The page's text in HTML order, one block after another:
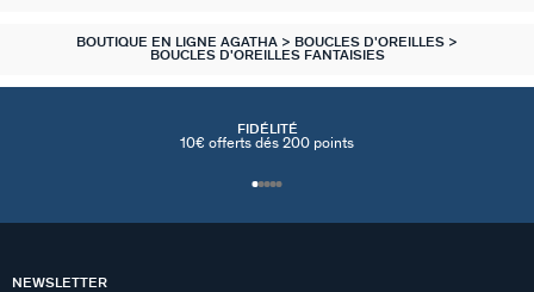
BOUTIQUE EN LIGNE AGATHA
BOUCLES D'OREILLES
BOUCLES D'OREILLES FANTAISIES
FIDÉLITÉ
10€ offerts dés 200 points
NEWSLETTER